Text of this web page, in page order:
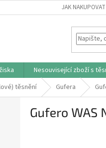
JAK NAKUPOVAT
Nesouvisející zboží s
těsnění Gufera
Gufero WAS